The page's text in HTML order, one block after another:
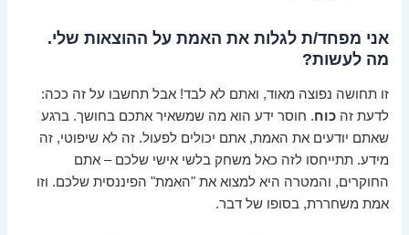
אני מפחד/ת לגלות את האמת על ההוצאות שלי.
מה לעשות?
זו תחושה נפוצה מאוד, ואתם לא לבד! אבל תחשבו על זה ככה:
לדעת זהכוח. חוסר ידע הוא מה שמשאיר אתכם בחושך. ברגע
שאתם יודעים את האמת, אתם יכולים לפעול. זה לא שיפוטי, זה
מידע. תתייחסו לזה כאל משחק בלשי אישי שלכם – אתם
החוקרים, והמטרה היא למצוא את "האמת" הפיננסית שלכם. וזו
אמת משחררת, בסופו של דבר.